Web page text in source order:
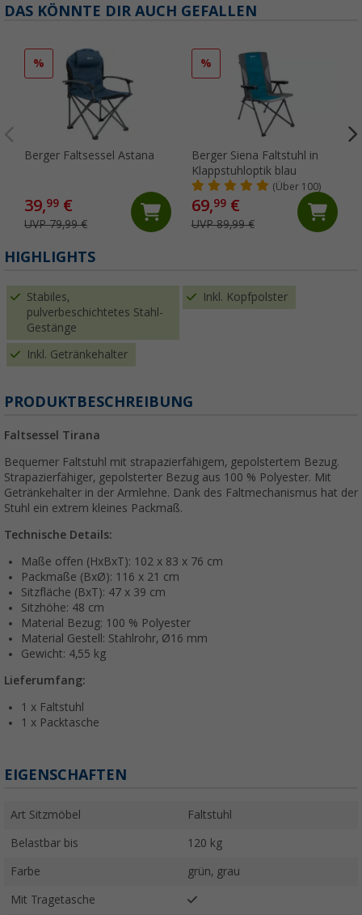
DAS KÖNNTE DIR AUCH GEFALLEN
%
Berger Faltsessel Astana
39,99 €
UVP 79,99 €
%
Berger Siena Faltstuhl in
Klappstuhloptik blau
(Über 100)
69,99€
UVP 89,99 €
HIGHLIGHTS
Stabiles,
pulverbeschichtetes Stahl-
Gestänge
Inkl. Kopfpolster
Inkl. Getränkehalter
PRODUKTBESCHREIBUNG
Faltsessel Tirana
Bequemer Faltstuhl mit strapazierfähigem, gepolstertem Bezug.
Strapazierfähiger, gepolsterter Bezug aus 100 % Polyester. Mit
Getränkehalter in der Armlehne. Dank des Faltmechanismus hat der
Stuhl ein extrem kleines Packmaß.
Technische Details:
Maße offen (HxBxT): 102 x 83 x 76 cm
Packmaße (BxØ): 116 x 21 cm
Sitzfläche (BxT): 47 x 39 cm
Sitzhöhe: 48 cm
Material Bezug: 100 % Polyester
Material Gestell: Stahlrohr, Ø16 mm
Gewicht: 4,55 kg
Lieferumfang:
1 x Faltstuhl
1 x Packtasche
EIGENSCHAFTEN
Art Sitzmöbel Faltstuhl
Belastbar bis 120 kg
Farbe grün, grau
Mit Tragetasche